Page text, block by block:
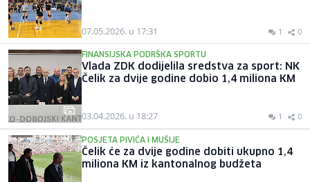
07.05.2026. u 17:31 1 0
FINANSIJSKA PODRŠKA SPORTU
Vlada ZDK dodijelila sredstva za sport: NK
Čelik za dvije godine dobio 1,4 miliona KM
03.04.2026. u 18:27 1 0
POSJETA PIVIĆA I MUŠIJE
Čelik će za dvije godine dobiti ukupno 1,4
miliona KM iz kantonalnog budžeta